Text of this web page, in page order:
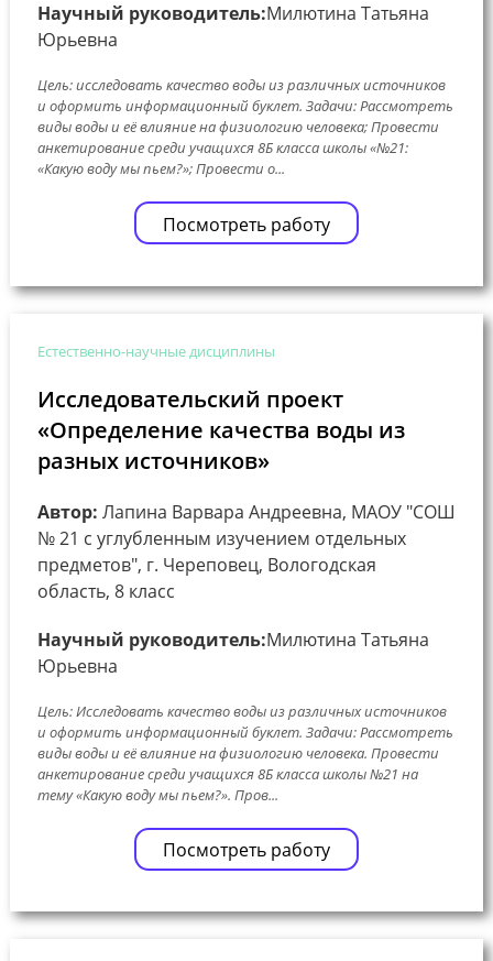
Научный руководитель:Милютина Татьяна
Юрьевна
Цель: исследовать качество воды из различных источников
и оформить информационный буклет. Задачи: Рассмотреть
виды воды и её влияние на физиологию человека; Провести
анкетирование среди учащихся 8Б класса школы «№21:
«Какую воду мы пьем?»; Провести о...
Посмотреть работу
Естественно-научные дисциплины
Исследовательский проект
«Определение качества воды из
разных источников»
Автор: Лапина Варвара Андреевна, МАОУ "СОШ
№ 21 с углубленным изучением отдельных
предметов", г. Череповец, Вологодская
область, 8 класс
Научный руководитель:Милютина Татьяна
Юрьевна
Цель: Исследовать качество воды из различных источников
и оформить информационный буклет. Задачи: Рассмотреть
виды воды и её влияние на физиологию человека. Провести
анкетирование среди учащихся 8Б класса школы №21 на
тему «Какую воду мы пьем?». Пров...
Посмотреть работу